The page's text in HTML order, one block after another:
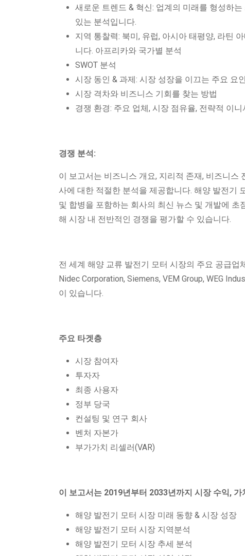
새로운 트렌드 & 혁신: 업계의 미래를 형성하
있는 분석입니다.
지역 통찰력: 북미, 유럽, 아시아 태평양, 라틴
니다. 아프리카와 국가별 분석
SWOT 분석
시장 동인 & 과제: 시장 성장을 이끄는 주요 요
시장 격차와 비즈니스 기회를 찾는 방법
경쟁 환경: 주요 업체, 시장 점유율, 전략적 이
경쟁 분석:
이 보고서는 비즈니스 개요, 지리적 존재, 비즈니스
사에 대한 적절한 분석을 제공합니다. 해양 발전기
및 합병을 포함하는 회사의 최신 뉴스 및 개발에 초
해 시장 내 전반적인 경쟁을 평가할 수 있습니다.
전 세계 해양 교류 발전기 모터 시장의 주요 공급업
Nidec Corporation, Siemens, VEM Group, WEG
이 있습니다.
주요 타겟층
시장 참여자
투자자
최종 사용자
정부 당국
컨설팅 및 연구 회사
벤처 자본가
부가가치 리셀러(VAR)
이 보고서는 2019년부터 2033년까지 시장 수익,
해양 발전기 모터 시장 미래 동향 & 시장 성장
해양 발전기 모터 시장 지역분석
해양 발전기 모터 시장 추세 분석